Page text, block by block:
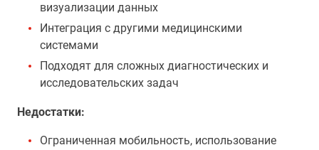
визуализации данных
Интеграция с другими медицинскими
системами
Подходят для сложных диагностических и
исследовательских задач
Недостатки:
Ограниченная мобильность, использование